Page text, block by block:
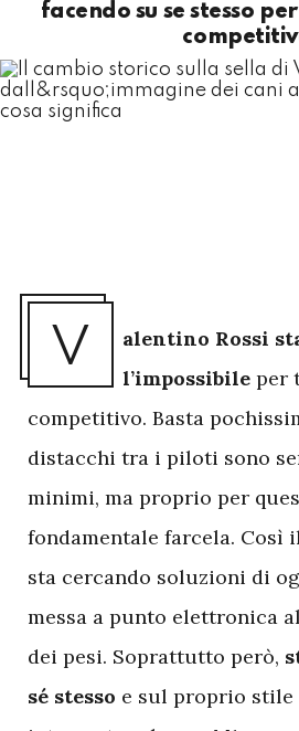
facendo su se stesso
V
alentino Rossi
l’impossibile per
competitivo. Basta
distacchi tra i piloti sono
minimi, ma proprio per
fondamentale farcela. Così
sta cercando soluzioni di
messa a punto elettronica
dei pesi. Soprattutto però,
sé stesso e sul proprio